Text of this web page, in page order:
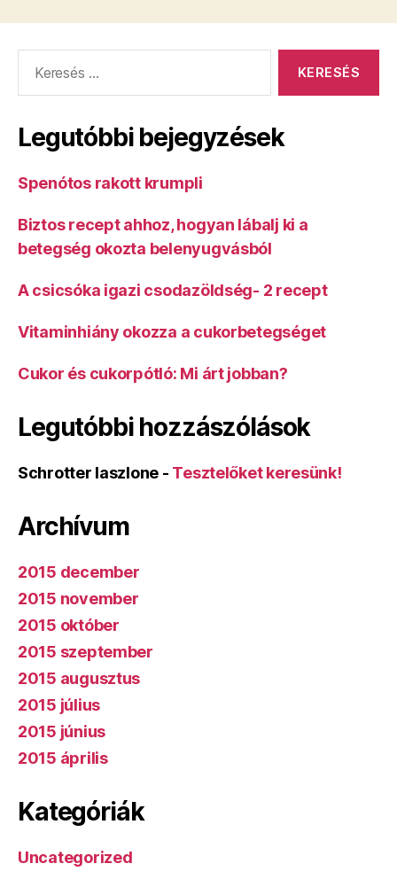
Legutóbbi bejegyzések
Spenótos rakott krumpli
Biztos recept ahhoz, hogyan lábalj ki a
betegség okozta belenyugvásból
A csicsóka igazi csodazöldség- 2 recept
Vitaminhiány okozza a cukorbetegséget
Cukor és cukorpótló: Mi árt jobban?
Legutóbbi hozzászólások
Schrotter laszlone - Tesztelőket keresünk!
Archívum
2015 december
2015 november
2015 október
2015 szeptember
2015 augusztus
2015 július
2015 június
2015 április
Kategóriák
Uncategorized